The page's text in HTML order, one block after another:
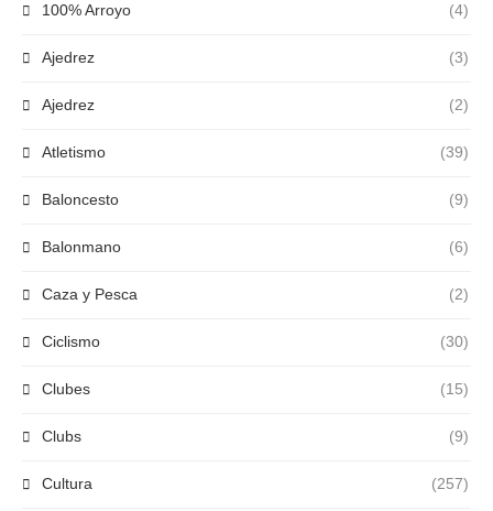
100% Arroyo (4)
Ajedrez (3)
Ajedrez (2)
Atletismo (39)
Baloncesto (9)
Balonmano (6)
Caza y Pesca (2)
Ciclismo (30)
Clubes (15)
Clubs (9)
Cultura (257)